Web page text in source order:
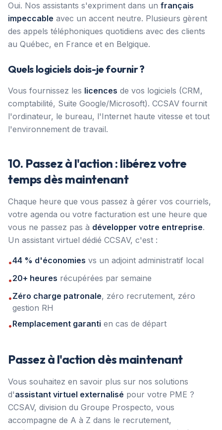
Oui. Nos assistants s'expriment dans un français
impeccable avec un accent neutre. Plusieurs gèrent
des appels téléphoniques quotidiens avec des clients
au Québec, en France et en Belgique.
Quels logiciels dois-je fournir ?
Vous fournissez les licences de vos logiciels (CRM,
comptabilité, Suite Google/Microsoft). CCSAV fournit
l'ordinateur, le bureau, l'Internet haute vitesse et tout
l'environnement de travail.
10. Passez à l'action : libérez votre
temps dès maintenant
Chaque heure que vous passez à gérer vos courriels,
votre agenda ou votre facturation est une heure que
vous ne passez pas à développer votre entreprise.
Un assistant virtuel dédié CCSAV, c'est :
•44 % d'économies vs un adjoint administratif local
•20+ heures récupérées par semaine
•Zéro charge patronale, zéro recrutement, zéro
gestion RH
•Remplacement garanti en cas de départ
Passez à l'action dès maintenant
Vous souhaitez en savoir plus sur nos solutions
d'assistant virtuel externalisé pour votre PME ?
CCSAV, division du Groupe Prospecto, vous
accompagne de A à Z dans le recrutement,